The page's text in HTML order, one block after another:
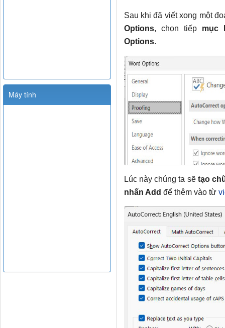
Sau khi đã viết xong một
Options, chọn tiếp mục
Options.
Lúc này chúng ta sẽtạo
nhấn Add để thêm vào từ
Máy tính